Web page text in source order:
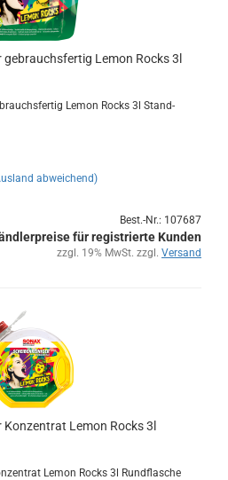
ge­brauchs­fer­tig Lemon Rocks 3l
Lemon Rocks 3l Stand­
abweichend)
Best.-Nr.: 107687
für registrierte Kunden
zzgl. 19% MwSt. zzgl. Versand
Kon­zen­trat Lemon Rocks 3l
Lemon Rocks 3l Rund­fla­sche